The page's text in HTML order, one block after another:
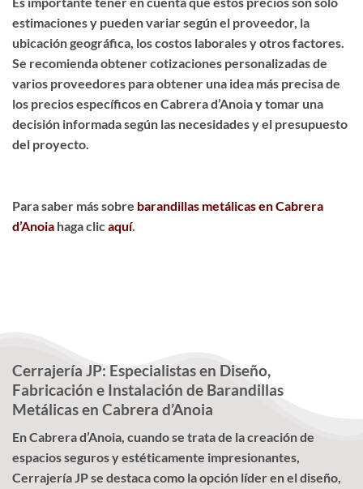
estimaciones y pueden variar según el proveedor, la
ubicación geográfica, los costos laborales y otros factores.
Se recomienda obtener cotizaciones personalizadas de
varios proveedores para obtener una idea más precisa de
los precios específicos en Cabrera d’Anoia y tomar una
decisión informada según las necesidades y el presupuesto
del proyecto.
Para saber más sobre barandillas metálicas en Cabrera
d’Anoia haga clicaquí.
Cerrajería JP: Especialistas en Diseño,
Fabricación e Instalación de Barandillas
Metálicas en Cabrera d’Anoia
En Cabrera d’Anoia, cuando se trata de la creación de
espacios seguros y estéticamente impresionantes,
Cerrajería JP se destaca como la opción líder en el diseño,